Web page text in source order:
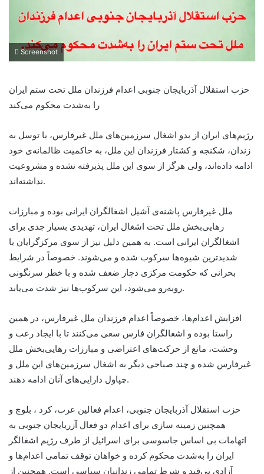
Screenshot
حزب استقلال آذربایجان جنوبی اعدام فرزندان ملل تحت ستم ایران
را به‌شدت محکوم می‌کند
رژیم‌های ایران از بدو اشغال سرزمین‌های ملل غیرفارس، با توسل به
زندان، شکنجه و کشتار فرزندان این ملل، به حاکمیت ظالمانه‌ی خود
ادامه داده‌اند، ولی هرگز از سوی این ملل پذیرفته نشده و مشروعیت
نداشته‌اند.
ملل غیرفارس پاشنه‌ی آشیل اشغالگران ایرانی بوده و مبارزات
رهایی‌بخش ملل تحت اشغال ایران، تهدیدی بسیار جدی برای
اشغالگران ایرانی است. به همین دلیل نیز از سوی مرکزگرایان با
شدیدترین شیوه‌ها سرکوب شده و می‌شوند. خصوصاً در شرایط
بحرانی که حکومت مرکزی دچار ضعف شده و با خطر سرنگونی
روبه‌رو می‌شود، این سرکوب‌ها نیز شدت می‌یابد.
افزایش اعدام‌ها، خصوصاً اعدام فرزندان ملل غیرفارس، در همین
راستا بوده و اشغالگران فارس سعی می‌کنند تا با ایجاد رعب و
وحشت، مانع از حرکت‌های اعتراضی و مبارزات رهایی‌بخش ملل
غیرفارس شده و چند صباحی دیگر به اشغال سرزمین‌های این ملل و
چپاول دارایی‌های آنان ادامه دهند.
حزب استقلال آذربایجان جنوبی، اعدام فعالین عرب، کرد ، بلوچ و
همچنین زمینه سازی برای اعدام دو فعال آزربایجان جنوبی به
اتهامات بی اساس جاسوسی برای اسرائیل از طرف رژیم اشغالگر
ایران را به‌شدت محکوم کرده و خواهان توقف تمامی اعدام‌ها و
آزادی بی‌قید و شرط تمامی زندانیان سیاسی است. همچنین از